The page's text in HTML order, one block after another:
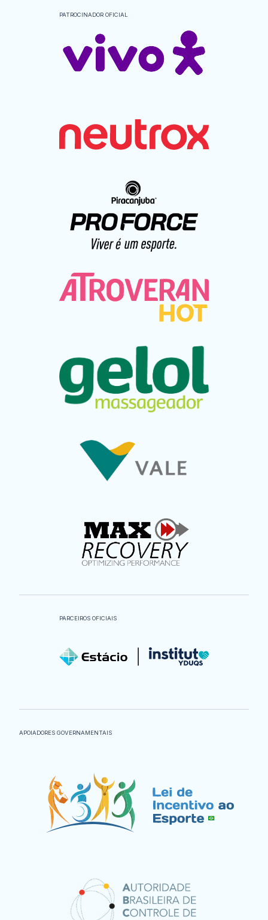
PATROCINADOR OFICIAL
PARCEIROS OFICIAIS
APOIADORES GOVERNAMENTAIS